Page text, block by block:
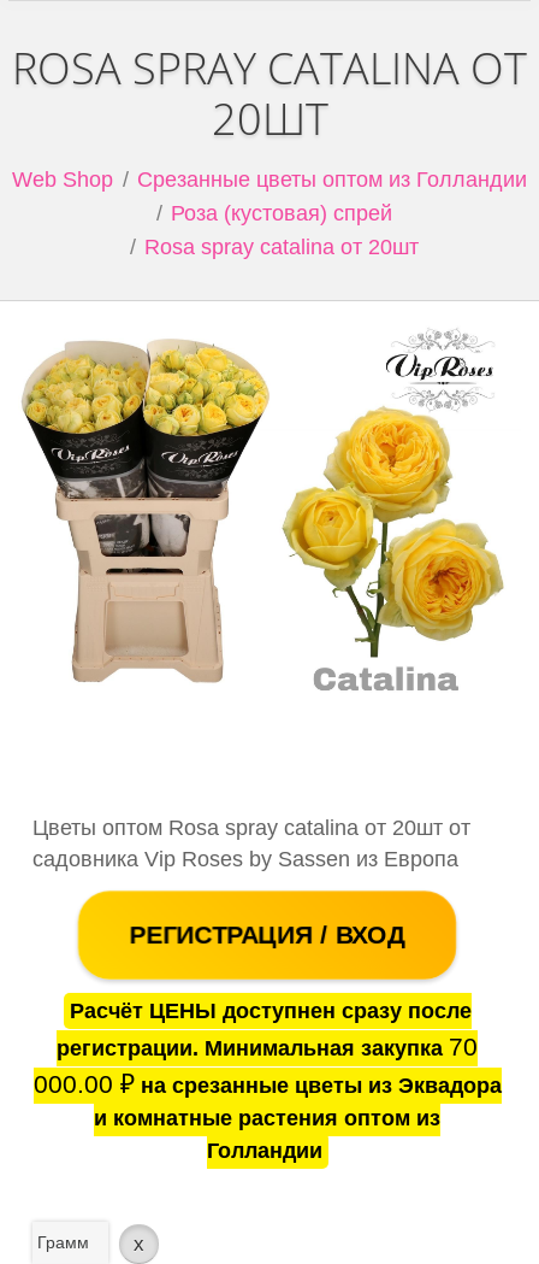
ROSA SPRAY CATALINA ОТ
20ШТ
Web Shop
Срезанные цветы оптом из Голландии
Роза (кустовая) спрей
Rosa spray catalina от 20шт
Цветы оптом Rosa spray catalina от 20шт от
садовника Vip Roses by Sassen из Европа
РЕГИСТРАЦИЯ / ВХОД
Расчёт ЦЕНЫ доступнен сразу после
регистрации. Минимальная закупка 70
000.00 ₽на срезанные цветы из Эквадора
и комнатные растения оптом из
Голландии
Грамм x